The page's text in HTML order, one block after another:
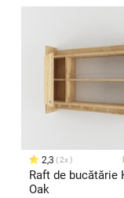
2,3 2x
Raft de bucătărie
Oak